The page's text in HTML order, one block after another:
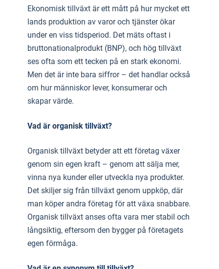
Ekonomisk tillväxt är ett mått på hur mycket ett
lands produktion av varor och tjänster ökar
under en viss tidsperiod. Det mäts oftast i
bruttonationalprodukt (BNP), och hög tillväxt
ses ofta som ett tecken på en stark ekonomi.
Men det är inte bara siffror – det handlar också
om hur människor lever, konsumerar och
skapar värde.
Vad är organisk tillväxt?
Organisk tillväxt betyder att ett företag växer
genom sin egen kraft – genom att sälja mer,
vinna nya kunder eller utveckla nya produkter.
Det skiljer sig från tillväxt genom uppköp, där
man köper andra företag för att växa snabbare.
Organisk tillväxt anses ofta vara mer stabil och
långsiktig, eftersom den bygger på företagets
egen förmåga.